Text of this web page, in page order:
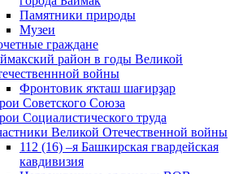
Памятники природы
Музеи
граждане
район в годы Великой
войны
Фронтовик яҡташ шағирҙар
Советского Союза
Социалистического труда
Великой Отечественной войны
112 (16) –я Башкирская гвардейская
кавдивизия